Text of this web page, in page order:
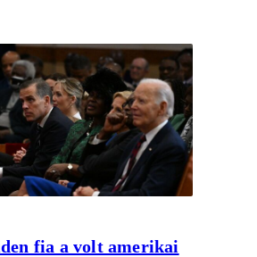
fia a volt amerikai